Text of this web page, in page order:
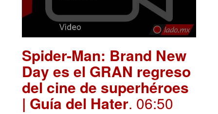
Spider-Man: Brand New
Day es el GRAN regreso
del cine de superhéroes
| Guía del Hater. 06:50